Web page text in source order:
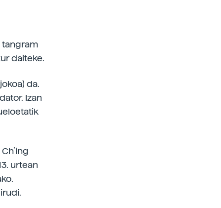
tangram
daiteke.
da.
Izan
urtean